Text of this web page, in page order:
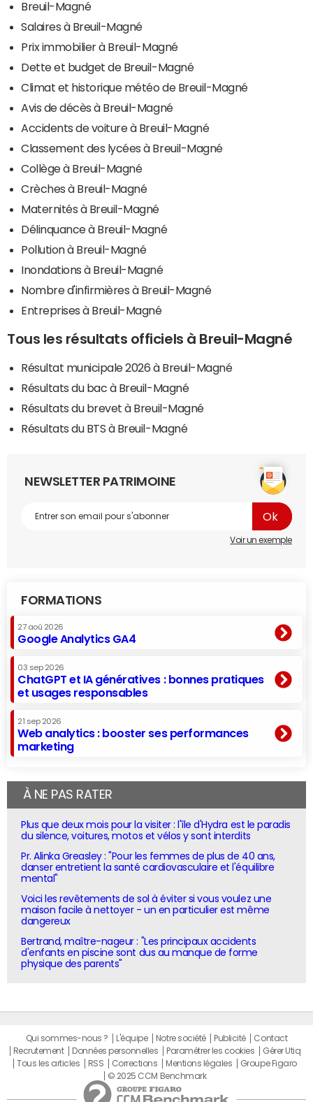
Breuil-Magné
Salaires à Breuil-Magné
Prix immobilier à Breuil-Magné
Dette et budget de Breuil-Magné
Climat et historique météo de Breuil-Magné
Avis de décès à Breuil-Magné
Accidents de voiture à Breuil-Magné
Classement des lycées à Breuil-Magné
Collège à Breuil-Magné
Crèches à Breuil-Magné
Maternités à Breuil-Magné
Délinquance à Breuil-Magné
Pollution à Breuil-Magné
Inondations à Breuil-Magné
Nombre d'infirmières à Breuil-Magné
Entreprises à Breuil-Magné
Tous les résultats officiels à Breuil-Magné
Résultat municipale 2026 à Breuil-Magné
Résultats du bac à Breuil-Magné
Résultats du brevet à Breuil-Magné
Résultats du BTS à Breuil-Magné
NEWSLETTER PATRIMOINE
Voir un exemple
FORMATIONS
27 aoû 2026
Google Analytics GA4
03 sep 2026
ChatGPT et IA génératives : bonnes pratiques
et usages responsables
21 sep 2026
Web analytics : booster ses performances
marketing
À NE PAS RATER
Plus que deux mois pour la visiter : l'île d'Hydra est le paradis
du silence, voitures, motos et vélos y sont interdits
Pr. Alinka Greasley : "Pour les femmes de plus de 40 ans,
danser entretient la santé cardiovasculaire et l'équilibre
mental"
Voici les revêtements de sol à éviter si vous voulez une
maison facile à nettoyer - un en particulier est même
dangereux
Bertrand, maître-nageur : "Les principaux accidents
d'enfants en piscine sont dus au manque de forme
physique des parents"
Qui sommes-nous ? L'équipe Notre société Publicité
Contact
Recrutement
Données personnelles Paramétrer les cookies
Gérer Utiq
Tous les articles
RSS Corrections Mentions légales
Groupe Figaro
© 2025 CCM Benchmark